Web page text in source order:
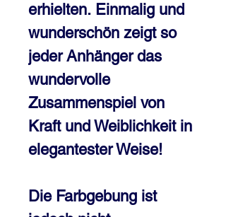
erhielten. Einmalig und
wunderschön zeigt so
jeder Anhänger das
wundervolle
Zusammenspiel von
Kraft und Weiblichkeit in
elegantester Weise!
Die Farbgebung ist